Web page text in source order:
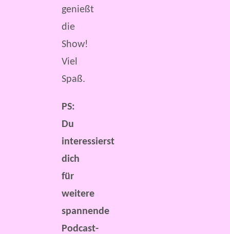
genießt
die
Show!
Viel
Spaß.
PS:
Du
interessierst
dich
für
weitere
spannende
Podcast-